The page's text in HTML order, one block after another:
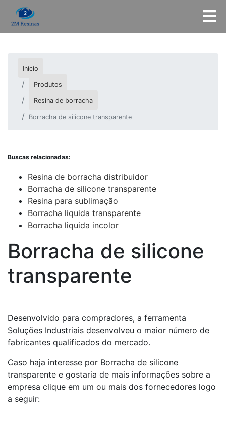
Início
Produtos
Resina de borracha
Borracha de silicone transparente
Buscas relacionadas:
Resina de borracha distribuidor
Borracha de silicone transparente
Resina para sublimação
Borracha liquida transparente
Borracha liquida incolor
Borracha de silicone
transparente
Desenvolvido para compradores, a ferramenta
Soluções Industriais desenvolveu o maior número de
fabricantes qualificados do mercado.
Caso haja interesse por Borracha de silicone
transparente e gostaria de mais informações sobre a
empresa clique em um ou mais dos fornecedores logo
a seguir: